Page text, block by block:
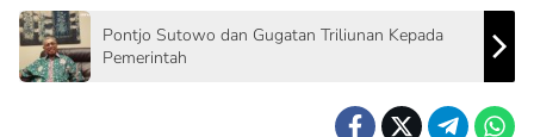
Pontjo Sutowo dan Gugatan Triliunan Kepada
Pemerintah